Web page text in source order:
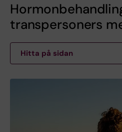
transpersoners
Hitta på sidan